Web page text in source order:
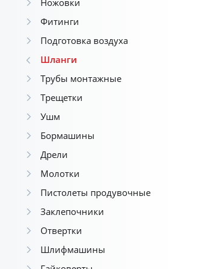
JAZ-7214E Шланг
пневмоинструмента
5ммх8ммх8м JonnesWay
Ножовки
Фитинги
Подготовка воздуха
Шланги
Трубы монтажные
Трещетки
Ушм
Бормашины
Дрели
Молотки
Пистолеты продувочные
Заклепочники
Отвертки
Шлифмашины